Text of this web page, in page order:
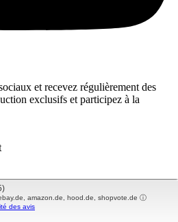
et recevez régulièrement des
exclusifs et participez à la
amazon.de, hood.de, shopvote.de ⓘ
des avis